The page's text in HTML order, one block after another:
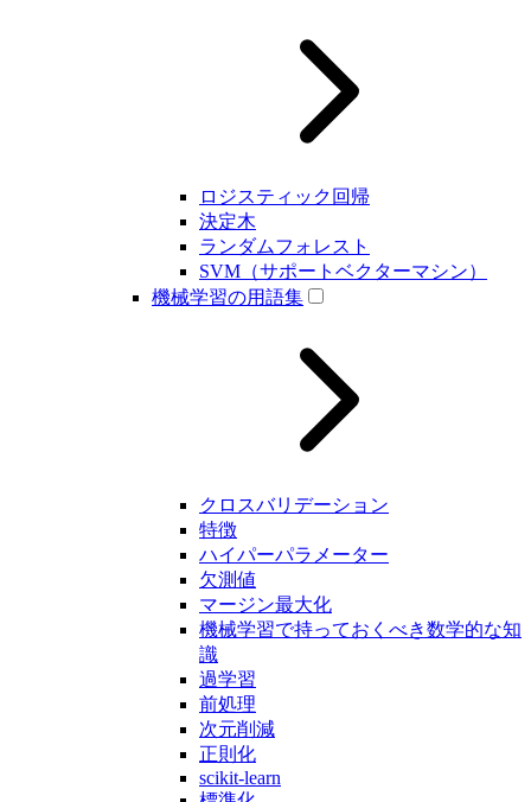
ロジスティック回帰
決定木
ランダムフォレスト
SVM（サポートベクターマシン）
機械学習の用語集
クロスバリデーション
特徴
ハイパーパラメーター
欠測値
マージン最大化
機械学習で持っておくべき数学的な知
識
過学習
前処理
次元削減
正則化
scikit-learn